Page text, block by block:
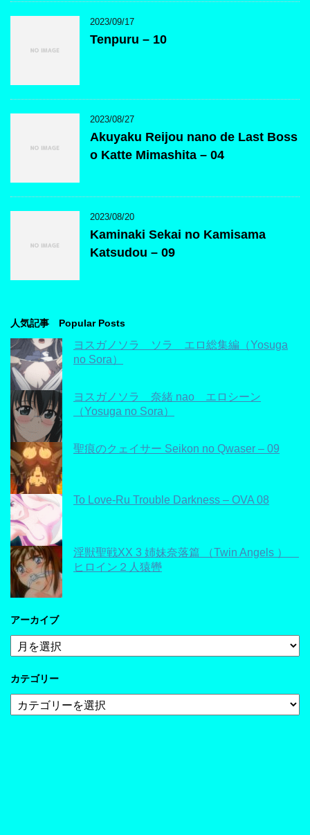
2023/09/17
Tenpuru – 10
2023/08/27
Akuyaku Reijou nano de Last Boss
o Katte Mimashita – 04
2023/08/20
Kaminaki Sekai no Kamisama
Katsudou – 09
人気記事 Popular Posts
ヨスガノソラ ソラ エロ総集編（Yosuga
no Sora）
ヨスガノソラ 奈緒 nao エロシーン
（Yosuga no Sora）
聖痕のクェイサー Seikon no Qwaser – 09
To Love-Ru Trouble Darkness – OVA 08
淫獣聖戦XX 3 姉妹奈落篇 （Twin Angels ）
ヒロイン２人猿轡
アーカイブ
ア
ー
イ
カテゴリー
テ